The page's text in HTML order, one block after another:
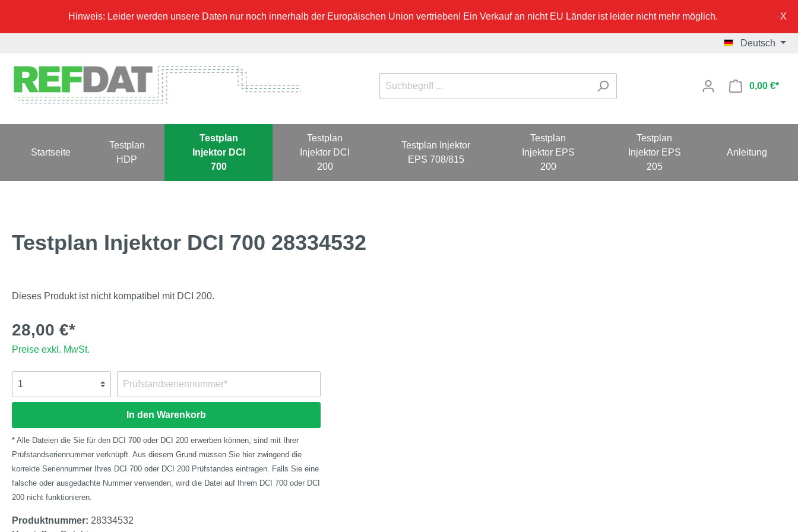
Hinweis: Leider werden unsere Daten nur noch innerhalb der Europäischen Union vertrieben! Ein Verkauf an nicht EU Länder ist leider nicht mehr möglich.
Deutsch
0,00 €*
Startseite
Testplan
HDP
Testplan
Injektor DCI
700
Testplan
Injektor DCI
200
Testplan Injektor
EPS 708/815
Testplan
Injektor EPS
200
Testplan
Injektor EPS
205
Anleitung
Testplan Injektor DCI 700 28334532
Dieses Produkt ist nicht kompatibel mit DCI 200.
28,00 €*
Preise exkl. MwSt.
In den Warenkorb
* Alle Dateien die Sie für den DCI 700 oder DCI 200 erwerben können, sind mit Ihrer
Prüfstandseriennummer verknüpft. Aus diesem Grund müssen Sie hier zwingend die
korrekte Seriennummer Ihres DCI 700 oder DCI 200 Prüfstandes eintragen. Falls Sie eine
falsche oder ausgedachte Nummer verwenden, wird die Datei auf Ihrem DCI 700 oder DCI
200 nicht funktionieren.
Produktnummer: 28334532